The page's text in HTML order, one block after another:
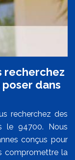
recherchez
dans
recherchez des
le 94700. Nous
conçus pour
compromettre la